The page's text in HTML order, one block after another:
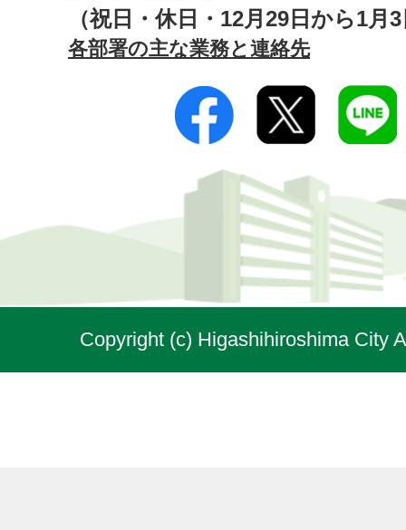
（祝日・休日・12月29日から1月
各部署の主な業務と連絡先
Copyright (c) Higashihiroshima City